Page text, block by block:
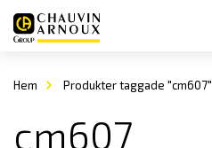
Hem Produkter taggade "cm607"
cm607